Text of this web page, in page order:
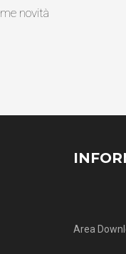
novità
Area